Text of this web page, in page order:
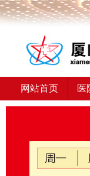
网站首页 医